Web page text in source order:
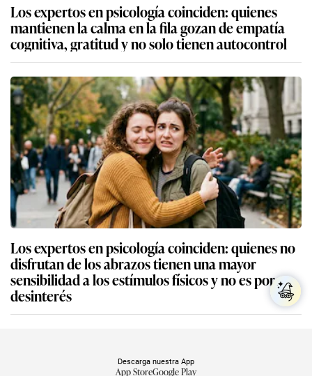
Los expertos en psicología coinciden: quienes
mantienen la calma en la fila gozan de empatía
cognitiva, gratitud y no solo tienen autocontrol
Los expertos en psicología coinciden: quienes no
disfrutan de los abrazos tienen una mayor
sensibilidad a los estímulos físicos y no es por
desinterés
Descarga nuestra App
App StoreGoogle Play